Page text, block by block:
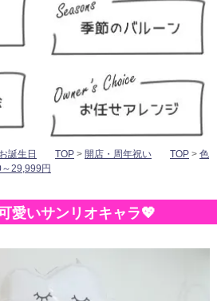
お誕生日 TOP > 開店・周年祝い TOP > 色
29,999円
愛いサンリオキャラ💖